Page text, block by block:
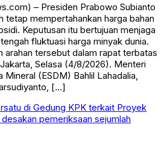
– Presiden Prabowo Subianto
tetap mempertahankan harga bahan
Keputusan itu bertujuan menjaga
fluktuasi harga minyak dunia.
arahan tersebut dalam rapat terbatas
Selasa (4/8/2026). Menteri
Mineral (ESDM) Bahlil Lahadalia,
[…]